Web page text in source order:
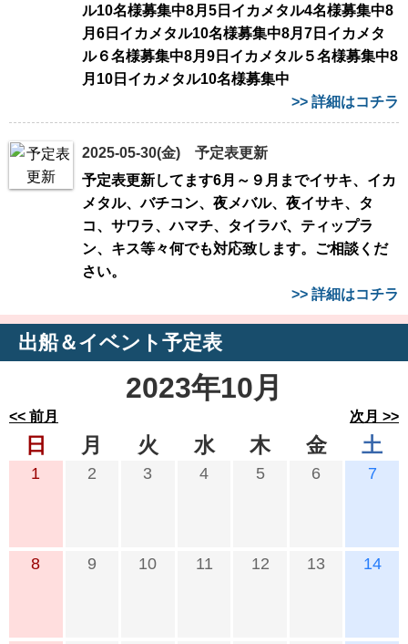
ル10名様募集中8月5日イカメタル4名様募集中8
月6日イカメタル10名様募集中8月7日イカメタ
ル６名様募集中8月9日イカメタル５名様募集中8
月10日イカメタル10名様募集中
>> 詳細はコチラ
2025-05-30(金) 予定表更新
予定表更新してます6月～９月までイサキ、イカ
メタル、バチコン、夜メバル、夜イサキ、タ
コ、サワラ、ハマチ、タイラバ、ティップラ
ン、キス等々何でも対応致します。ご相談くだ
さい。
>> 詳細はコチラ
出船＆イベント予定表
2023年10月
<< 前月 次月 >>
日 月 火 水 木 金 土
1 2 3 4 5 6 7
8 9 10 11 12 13 14